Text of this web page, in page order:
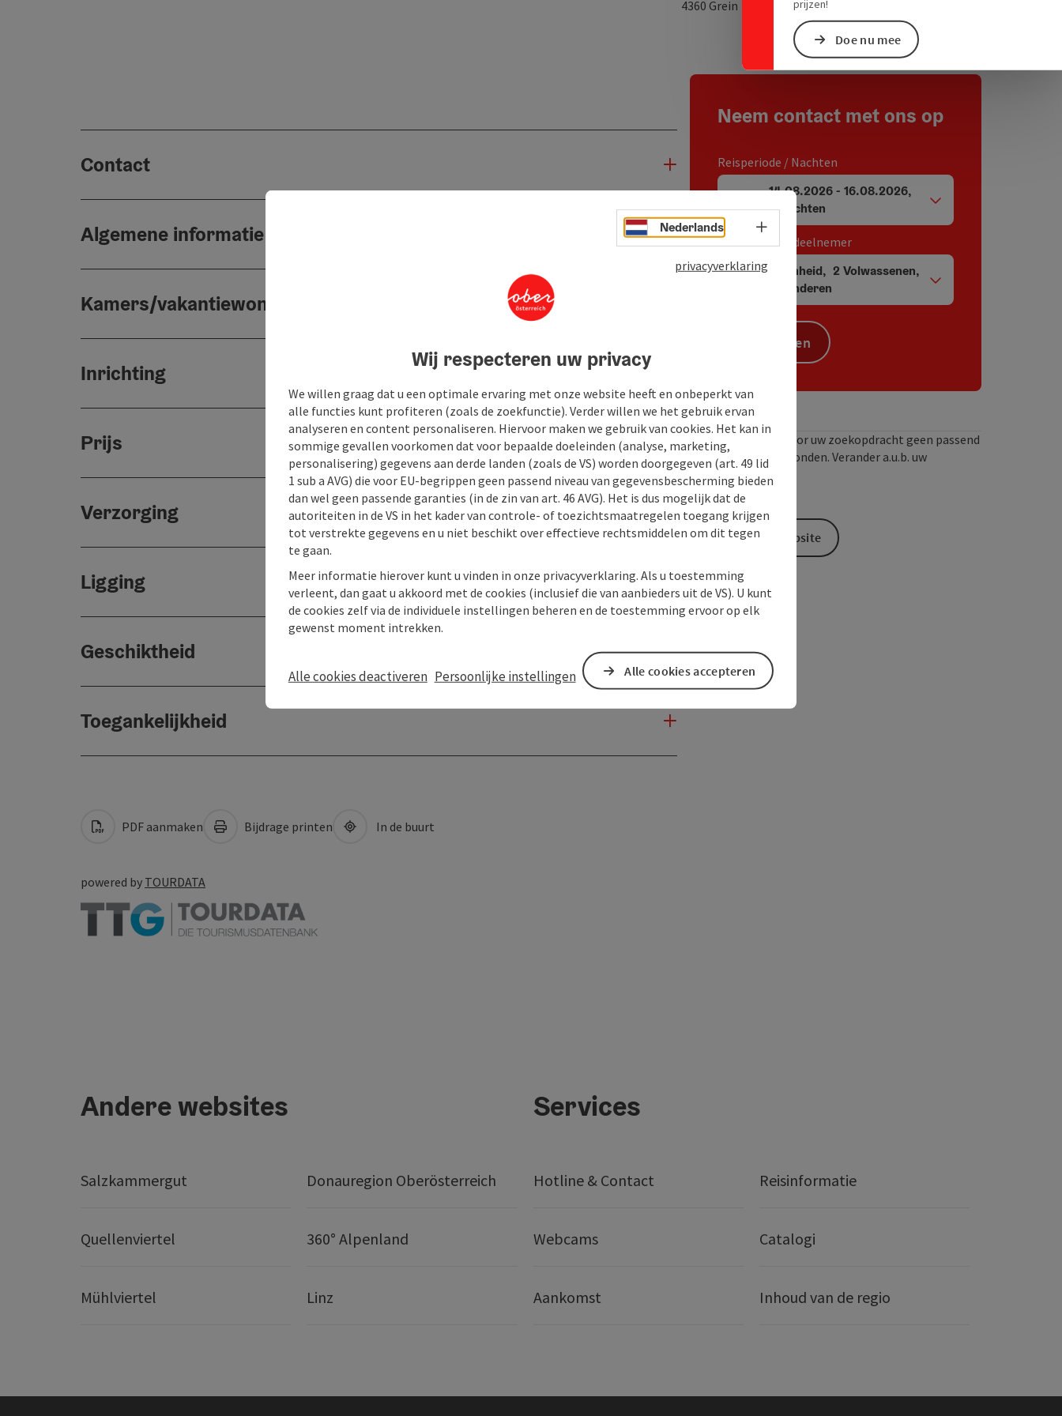
prijzen!
Doe nu mee
4360 Grein
Contact
Algemene informatie
Kamers/vakantiewoningen
Inrichting
Prijs
Verzorging
Ligging
Geschiktheid
Toegankelijkheid
Neem contact met ons op
Reisperiode / Nachten
Velden voor aankomst en vertrek
14.08.2026- 16.08.2026,
2Nachten
Eenheid / Reisdeelnemer
Aantal eenheden en persoonsvelden
Eenheid, 2 Volwassenen,
Kinderen
Zoeken
Wij hebben voor uw zoekopdracht geen passend
resultaat gevonden. Verander a.u.b. uw
zoekcriteria!
Naar de website
PDF aanmaken Bijdrage printen In de buurt
powered by TOURDATA
Andere websites
Salzkammergut Donauregion Oberösterreich
Quellenviertel 360° Alpenland
Mühlviertel Linz
Services
Hotline & Contact Reisinformatie
Webcams Catalogi
Aankomst Inhoud van de regio
Nederlands Taalkeuze - menu openen
privacyverklaring
Wij respecteren uw privacy
We willen graag dat u een optimale ervaring met onze website heeft en onbeperkt van
alle functies kunt profiteren (zoals de zoekfunctie). Verder willen we het gebruik ervan
analyseren en content personaliseren. Hiervoor maken we gebruik van cookies. Het kan in
sommige gevallen voorkomen dat voor bepaalde doeleinden (analyse, marketing,
personalisering) gegevens aan derde landen (zoals de VS) worden doorgegeven (art. 49 lid
1 sub a AVG) die voor EU-begrippen geen passend niveau van gegevensbescherming bieden
dan wel geen passende garanties (in de zin van art. 46 AVG). Het is dus mogelijk dat de
autoriteiten in de VS in het kader van controle- of toezichtsmaatregelen toegang krijgen
tot verstrekte gegevens en u niet beschikt over effectieve rechtsmiddelen om dit tegen
te gaan.
Meer informatie hierover kunt u vinden in onze privacyverklaring. Als u toestemming
verleent, dan gaat u akkoord met de cookies (inclusief die van aanbieders uit de VS). U kunt
de cookies zelf via de individuele instellingen beheren en de toestemming ervoor op elk
gewenst moment intrekken.
Alle cookies deactiveren Persoonlijke instellingen Alle cookies accepteren